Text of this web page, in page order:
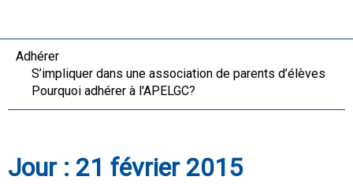
Adhérer
S’impliquer dans une association de parents d’élèves
Pourquoi adhérer à l'APELGC?
Jour : 21 février 2015